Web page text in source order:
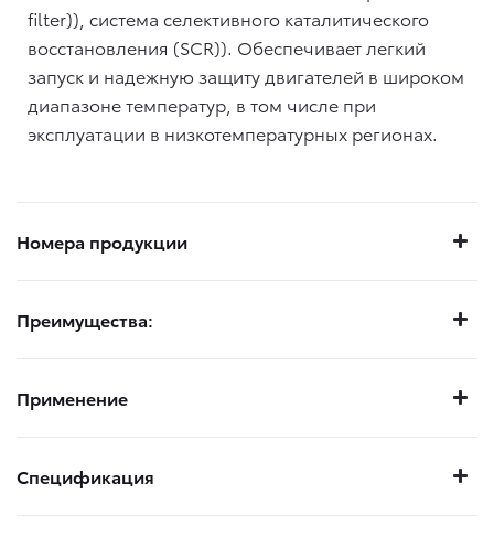
filter)), система селективного каталитического
восстановления (SCR)). Обеспечивает легкий
запуск и надежную защиту двигателей в широком
диапазоне температур, в том числе при
эксплуатации в низкотемпературных регионах.
Номера продукции
Преимущества:
Применение
Спецификация